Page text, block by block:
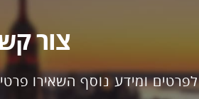
צור
לפרטים ומידע נוסף השאירו